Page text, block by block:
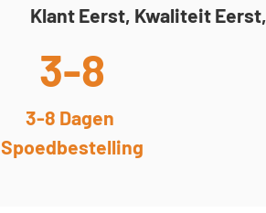
Klant Eerst, Kwaliteit
3-8
3-8 Dagen
Spoedbestelling